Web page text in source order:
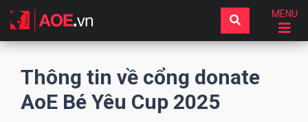
MENU
Thông tin về cổng donate
AoE Bé Yêu Cup 2025